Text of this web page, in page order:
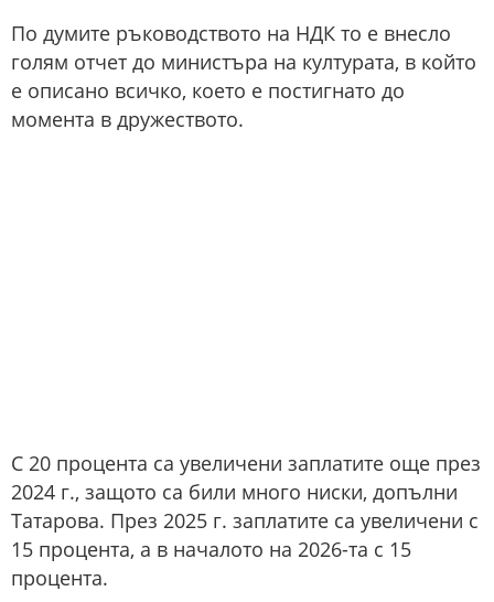
По думите ръководството на НДК то е внесло
голям отчет до министъра на културата, в който
е описано всичко, което е постигнато до
момента в дружеството.
С 20 процента са увеличени заплатите още през
2024 г., защото са били много ниски, допълни
Татарова. През 2025 г. заплатите са увеличени с
15 процента, а в началото на 2026-та с 15
процента.